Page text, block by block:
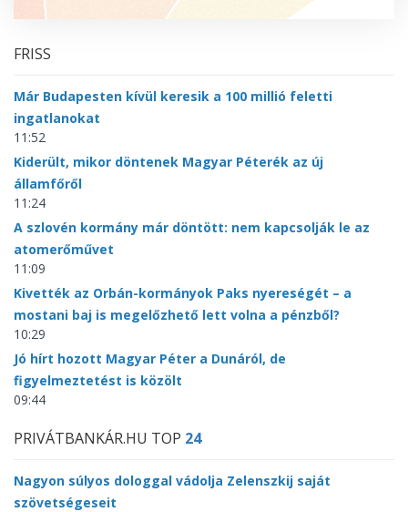
FRISS
Már Budapesten kívül keresik a 100 millió feletti
ingatlanokat
11:52
Kiderült, mikor döntenek Magyar Péterék az új
államfőről
11:24
A szlovén kormány már döntött: nem kapcsolják le az
atomerőművet
11:09
Kivették az Orbán-kormányok Paks nyereségét – a
mostani baj is megelőzhető lett volna a pénzből?
10:29
Jó hírt hozott Magyar Péter a Dunáról, de
figyelmeztetést is közölt
09:44
PRIVÁTBANKÁR.HU TOP 24
Nagyon súlyos dologgal vádolja Zelenszkij saját
szövetségeseit